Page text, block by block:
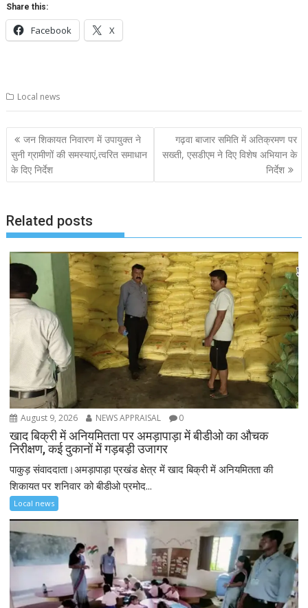
Share this:
Facebook X
Local news
Post
navigation
जन शिकायत निवारण में उपायुक्त ने
सुनी ग्रामीणों की समस्याएं,त्वरित समाधान
के दिए निर्देश
गढ़वा बाजार समिति में अतिक्रमण पर
सख्ती, एसडीएम ने दिए विशेष अभियान के
निर्देश
Related posts
August 9, 2026 NEWS APPRAISAL 0
खाद बिक्री में अनियमितता पर अमड़ापाड़ा में बीडीओ का औचक
निरीक्षण, कई दुकानों में गड़बड़ी उजागर
पाकुड़ संवाददाता।अमड़ापाड़ा प्रखंड क्षेत्र में खाद बिक्री में अनियमितता की
शिकायत पर शनिवार को बीडीओ प्रमोद...
Local news